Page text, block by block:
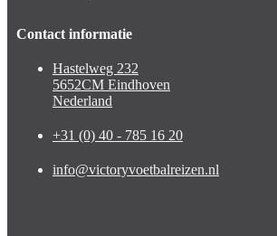
Contact informatie
Hastelweg 232
5652CM Eindhoven
Nederland
+31 (0) 40 - 785 16 20
info@victoryvoetbalreizen.nl